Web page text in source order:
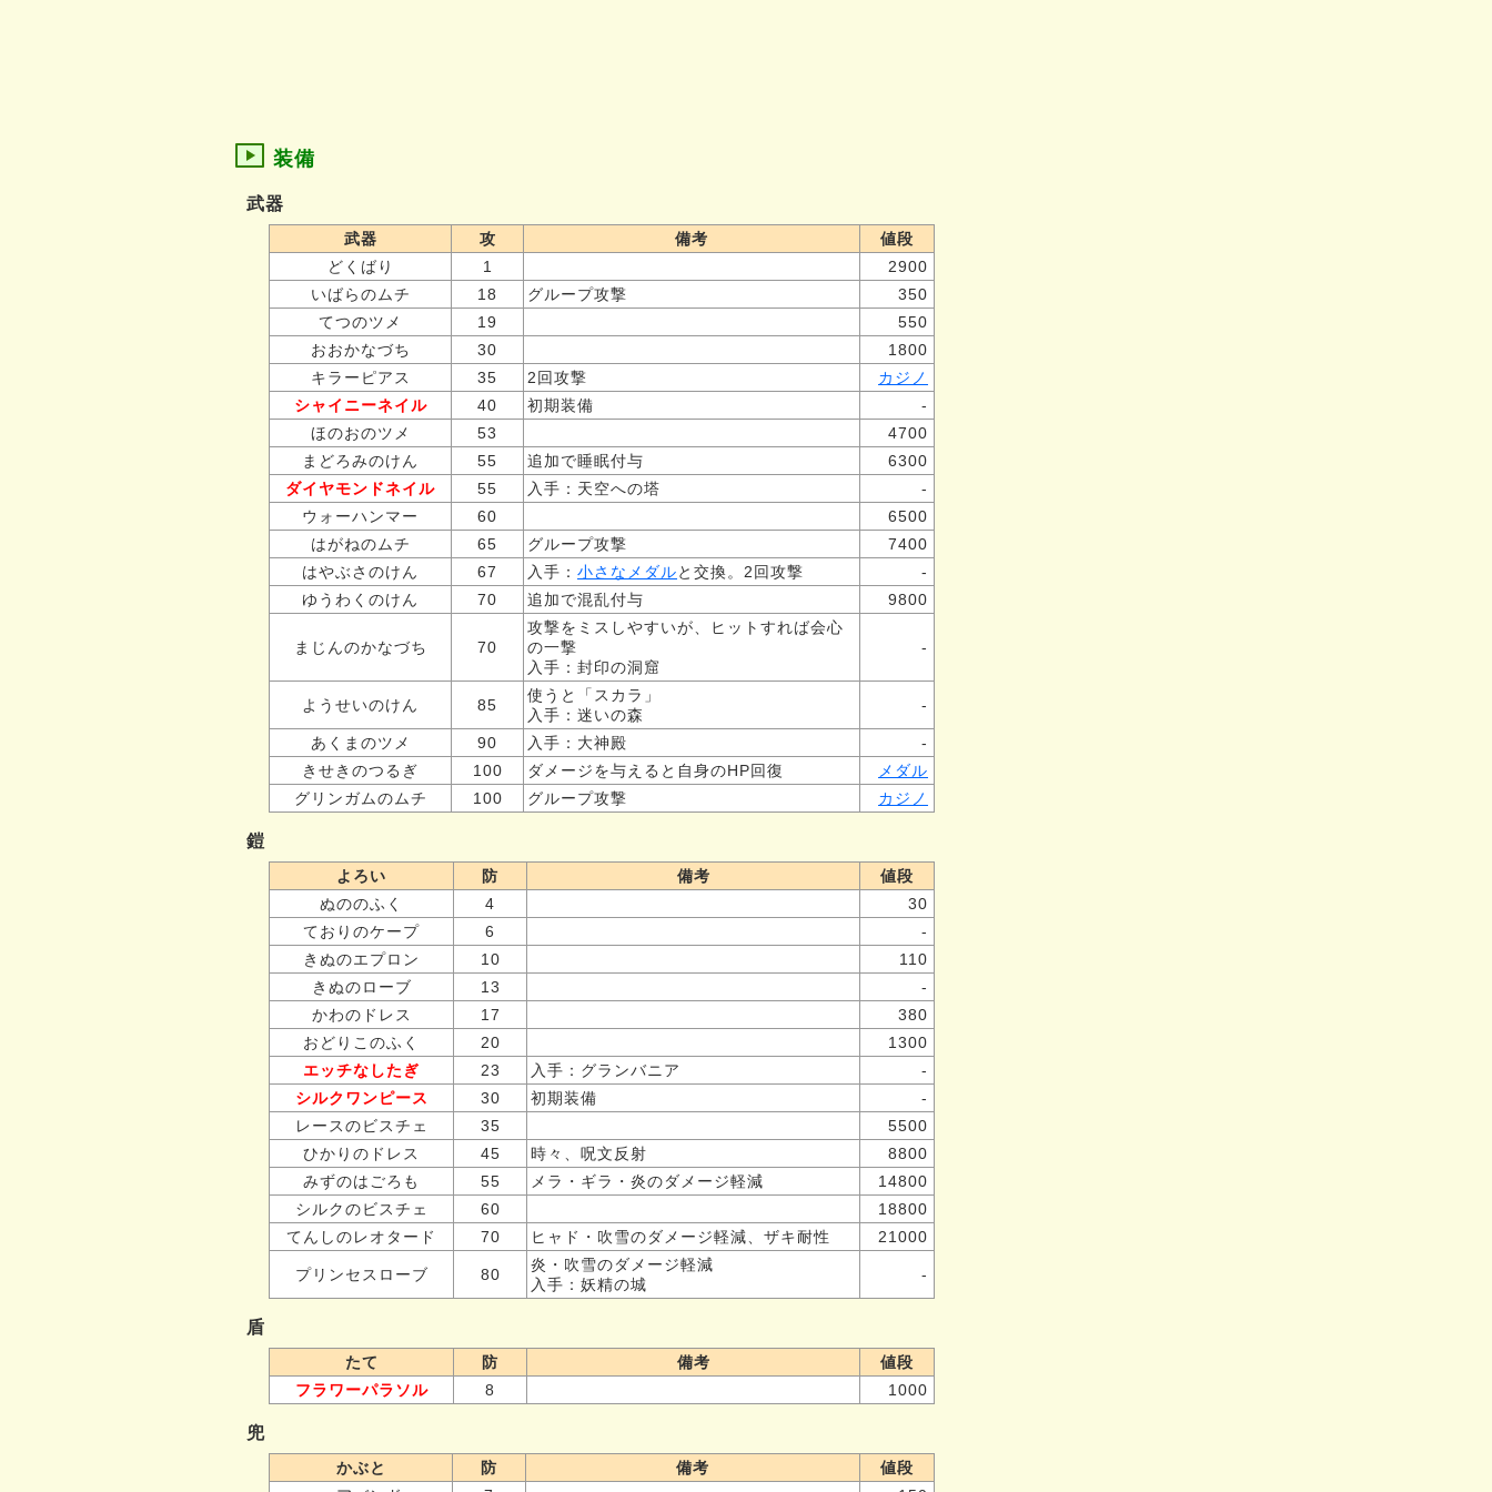
装備
武器
武器 攻 備考
値段
どくばり
1
2900
いばらのムチ
18 グループ攻撃
350
てつのツメ
19
550
おおかなづち
30
1800
キラーピアス
35 2回攻撃
カジノ
シャイニーネイル
40 初期装備
-
ほのおのツメ
53
4700
まどろみのけん
55 追加で睡眠付与
6300
ダイヤモンドネイル
55 入手：天空への塔
-
ウォーハンマー
60
6500
はがねのムチ
65 グループ攻撃
7400
はやぶさのけん
67 入手： 小さなメダルと交換。2回攻撃
-
ゆうわくのけん
70 追加で混乱付与 9800
まじんのかなづち 70
攻撃をミスしやすいが、ヒットすれば会心
の一撃
入手：封印の洞窟
-
ようせいのけん 85
使うと「スカラ」
入手：迷いの森
-
あくまのツメ 90 入手：大神殿
-
きせきのつるぎ
100 ダメージを与えると自身のHP回復
メダル
グリンガムのムチ
100 グループ攻撃 カジノ
鎧
よろい 防 備考
値段
ぬののふく
4
30
ておりのケープ
6
-
きぬのエプロン
10
110
きぬのローブ
13
-
かわのドレス
17
380
おどりこのふく
20
1300
エッチなしたぎ
23 入手：グランバニア
-
シルクワンピース
30 初期装備
-
レースのビスチェ
35
5500
ひかりのドレス
45 時々、呪文反射
8800
みずのはごろも
55 メラ・ギラ・炎のダメージ軽減
14800
シルクのビスチェ
60
18800
てんしのレオタード
70 ヒャド・吹雪のダメージ軽減、ザキ耐性 21000
プリンセスローブ 80
炎・吹雪のダメージ軽減
入手：妖精の城
-
盾
たて 防 備考
値段
フラワーパラソル
8 1000
兜
かぶと 防 備考
値段